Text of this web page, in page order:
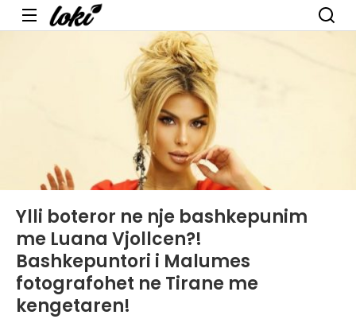
Menu
Ylli boteror ne nje bashkepunim
me Luana Vjollcen?!
Bashkepuntori i Malumes
fotografohet ne Tirane me
kengetaren!